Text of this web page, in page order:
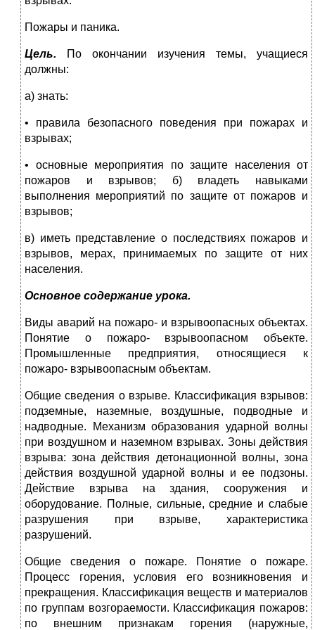
Пожары и паника.
Цель. По окончании изучения темы, учащиеся
должны:
а) знать:
• правила безопасного поведения при пожарах и
взрывах;
• основные мероприятия по защите населения от
пожаров и взрывов; б) владеть навыками
выполнения мероприятий по защите от пожаров и
взрывов;
в) иметь представление о последствиях пожаров и
взрывов, мерах, принимаемых по защите от них
населения.
Основное содержание урока.
Виды аварий на пожаро- и взрывоопасных объектах.
Понятие о пожаро- взрывоопасном объекте.
Промышленные предприятия, относящиеся к
пожаро- взрывоопасным объектам.
Общие сведения о взрыве. Классификация взрывов:
подземные, наземные, воздушные, подводные и
надводные. Механизм образования ударной волны
при воздушном и наземном взрывах. Зоны действия
взрыва: зона действия детонационной волны, зона
действия воздушной ударной волны и ее подзоны.
Действие взрыва на здания, сооружения и
оборудование. Полные, сильные, средние и слабые
разрушения при взрыве, характеристика
разрушений.
Общие сведения о пожаре. Понятие о пожаре.
Процесс горения, условия его возникновения и
прекращения. Классификация веществ и материалов
по группам возгораемости. Классификация пожаров:
по внешним признакам горения (наружные,